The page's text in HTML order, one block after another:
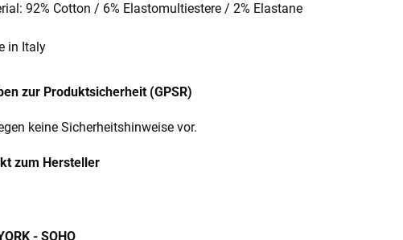
92% Cotton / 6% Elastomultiestere / 2% Elastane
in Italy
zur Produktsicherheit (GPSR)
keine Sicherheitshinweise vor.
zum Hersteller
- SOHO